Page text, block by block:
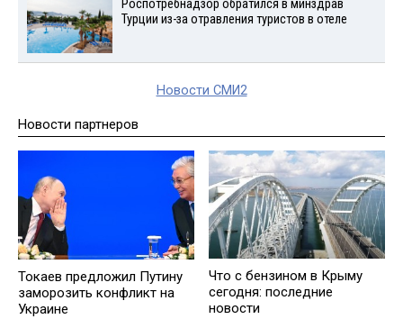
Роспотребнадзор обратился в минздрав
Турции из-за отравления туристов в отеле
Новости СМИ2
Новости партнеров
Токаев предложил Путину
заморозить конфликт на
Украине
Что с бензином в Крыму
сегодня: последние
новости